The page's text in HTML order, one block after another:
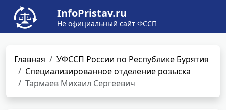
InfoPristav.ru
Не официальный сайт ФССП
Главная
УФССП России по Республике Бурятия
Специализированное отделение розыска
Тармаев Михаил Сергеевич